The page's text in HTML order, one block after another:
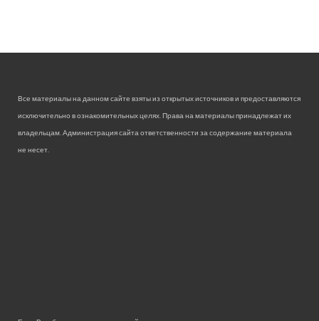
Все материалы на данном сайте взяты из открытых источников и предоставляются
исключительно в ознакомительных целях. Права на материалы принадлежат их
владельцам. Администрация сайта ответственности за содержание материала
не несет.